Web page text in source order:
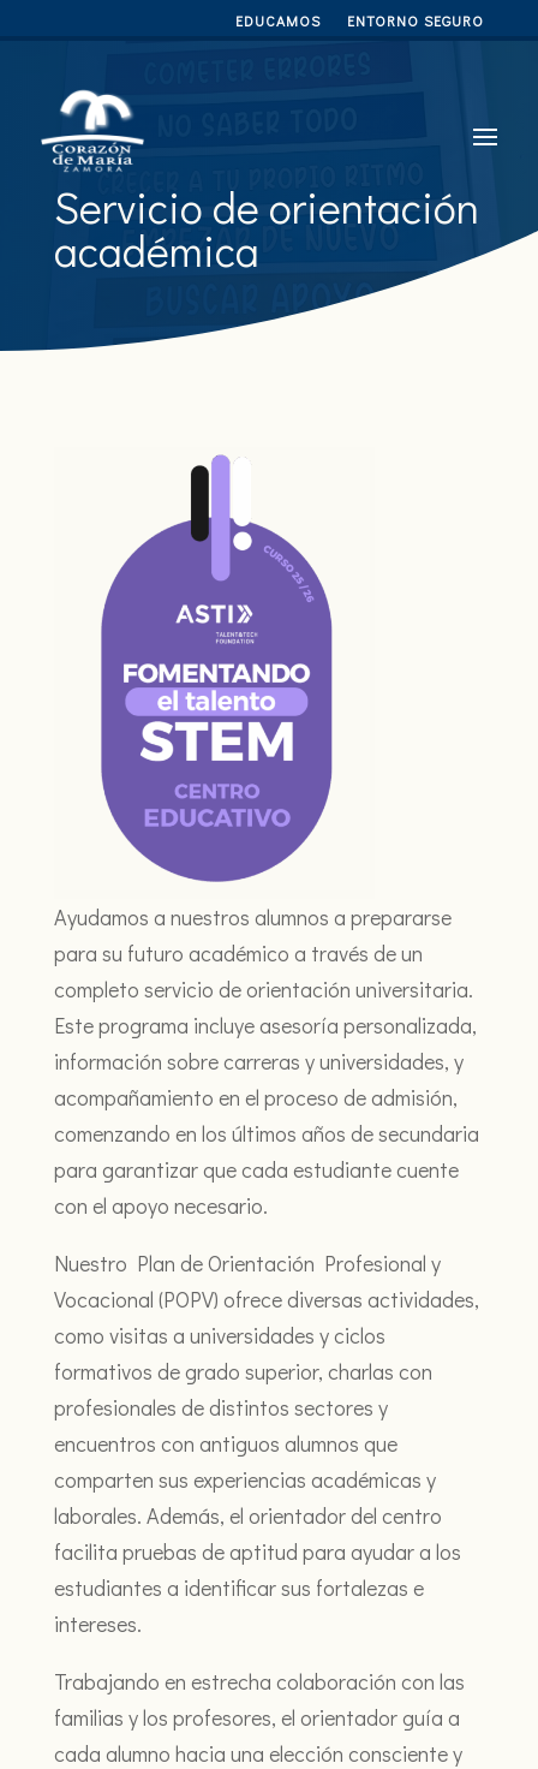
EDUCAMOS ENTORNO SEGURO
Servicio de orientación
académica
Ayudamos a nuestros alumnos a prepararse
para su futuro académico a través de un
completo servicio de orientación universitaria.
Este programa incluye asesoría personalizada,
información sobre carreras y universidades, y
acompañamiento en el proceso de admisión,
comenzando en los últimos años de secundaria
para garantizar que cada estudiante cuente
con el apoyo necesario.
Nuestro Plan de Orientación Profesional y
Vocacional (POPV) ofrece diversas actividades,
como visitas a universidades y ciclos
formativos de grado superior, charlas con
profesionales de distintos sectores y
encuentros con antiguos alumnos que
comparten sus experiencias académicas y
laborales. Además, el orientador del centro
facilita pruebas de aptitud para ayudar a los
estudiantes a identificar sus fortalezas e
intereses.
Trabajando en estrecha colaboración con las
familias y los profesores, el orientador guía a
cada alumno hacia una elección consciente y